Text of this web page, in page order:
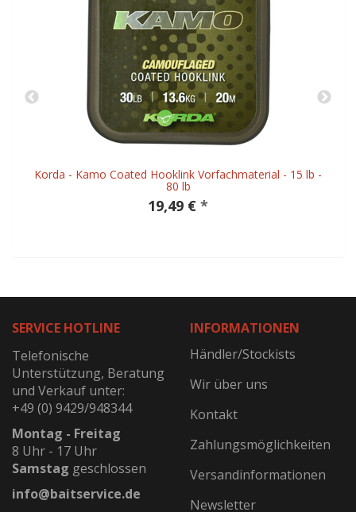
Korda - Kamo Coated Hooklink Vorfachmaterial - 15 lb -
80 lb
19,49 € *
SERVICE HOTLINE
Telefonische
Unterstützung, Beratung
und Verkauf unter:
+49 (0) 9429/948344
Montag - Freitag
8 Uhr - 17 Uhr
Samstag geschlossen
info@baitservice.de
INFORMATIONEN
Händler/Stockists
Wir über uns
Kontakt
Zahlungsmöglichkeiten
Versandinformationen
Newsletter